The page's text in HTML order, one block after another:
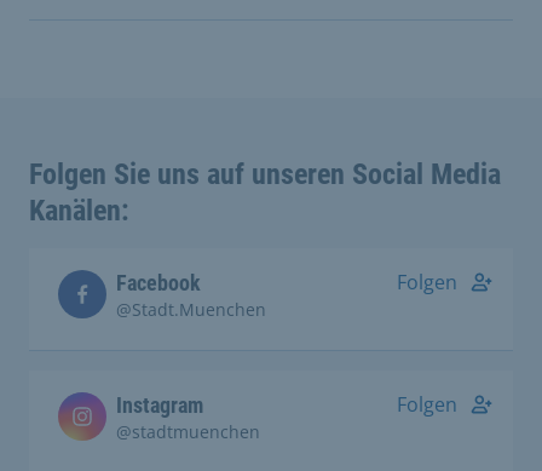
Folgen Sie uns auf unseren Social Media
Kanälen:
Facebook
@Stadt.Muenchen
Folgen
Instagram
@stadtmuenchen
Folgen